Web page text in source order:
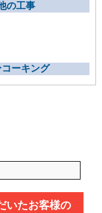
の工事
ーキング
いたお客様の